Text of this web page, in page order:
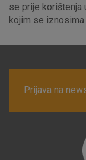
se prije korištenja
kojim se iznosima
Prijava na
Detaljnije